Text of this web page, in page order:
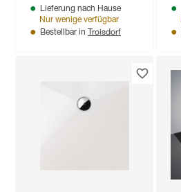
Lieferung nach Hause
Nur wenige verfügbar
Bestellbar in Troisdorf